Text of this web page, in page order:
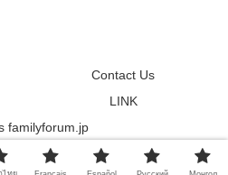
Contact Us
LINK
familyforum.jp
familyforum.